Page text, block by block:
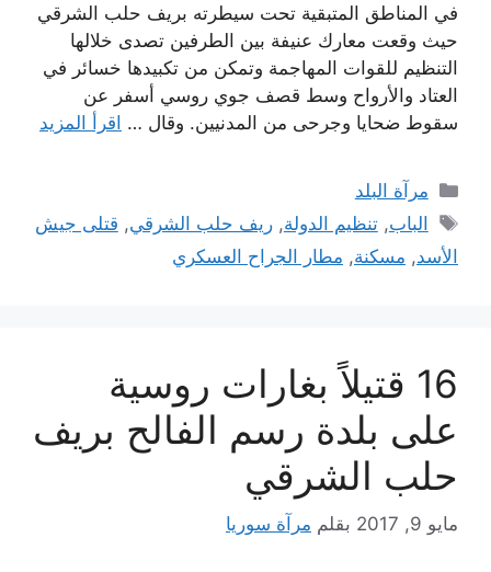
في المناطق المتبقية تحت سيطرته بريف حلب الشرقي
حيث وقعت معارك عنيفة بين الطرفين تصدى خلالها
التنظيم للقوات المهاجمة وتمكن من تكبيدها خسائر في
العتاد والأرواح وسط قصف جوي روسي أسفر عن
سقوط ضحايا وجرحى من المدنيين. وقال … اقرأ المزيد
التصنيفات
مرآة البلد
الوسوم
الباب,تنظيم الدولة,ريف حلب الشرقي, قتلى جيش
الأسد, مسكنة, مطار الجراح العسكري
16 قتيلاً بغارات روسية
على بلدة رسم الفالح بريف
حلب الشرقي
مايو 9, 2017 بقلم مرآة سوريا